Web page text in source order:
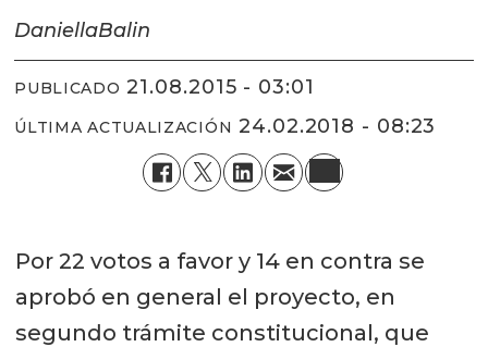
DaniellaBalin
PUBLICADO 21.08.2015 - 03:01
ÚLTIMA ACTUALIZACIÓN 24.02.2018 - 08:23
Por 22 votos a favor y 14 en contra se
aprobó en general el proyecto, en
segundo trámite constitucional, que